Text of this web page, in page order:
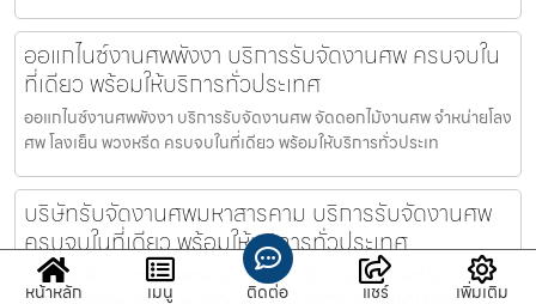
ออแกไนซ์งานศพพังงา บริการรับจัดงานศพ ครบจบใน
ที่เดียว พร้อมให้บริการทั่วประเทศ
ออแกไนซ์งานศพพังงา บริการรับจัดงานศพ จัดดอกไม้งานศพ จำหน่ายโลง
ศพ โลงเย็น พวงหรีด ครบจบในที่เดียว พร้อมให้บริการทั่วประเท
บริษัทรับจัดงานศพมหาสารคาม บริการรับจัดงานศพ
ครบจบในที่เดียว พร้อมให้บริการทั่วประเทศ
บริษัทรับจัดงานศพมหาสารคาม บริการรับจัดงานศพ จัดดอกไม้งานศพ
หน้าหลัก เมนู ติดต่อ แชร์ เพิ่มเติม